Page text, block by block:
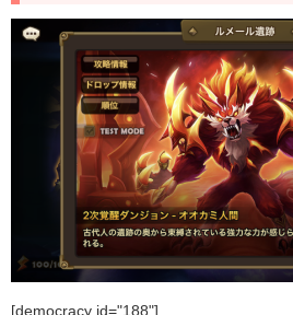
[democracy id="188"]